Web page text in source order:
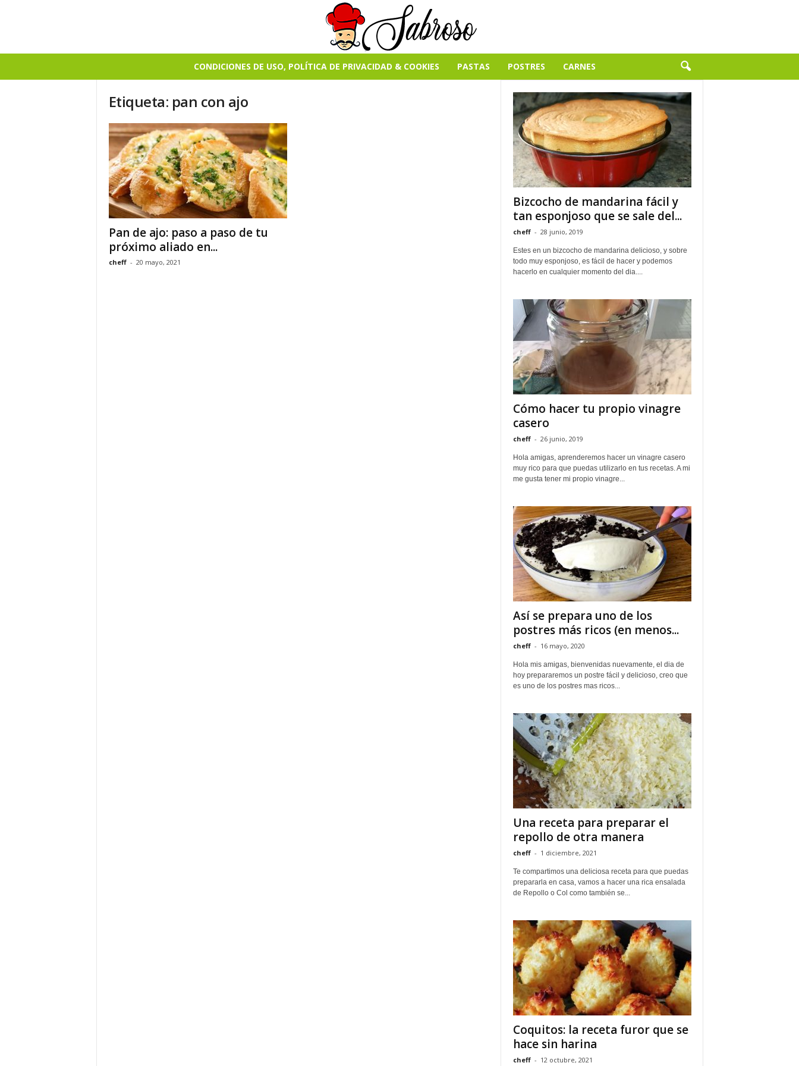
CONDICIONES DE USO, POLÍTICA DE PRIVACIDAD & COOKIES PASTAS POSTRES CARNES
Etiqueta: pan con ajo
Pan de ajo: paso a paso de tu
próximo aliado en...
cheff - 20 mayo, 2021
Bizcocho de mandarina fácil y
tan esponjoso que se sale del...
cheff - 28 junio, 2019
Estes en un bizcocho de mandarina delicioso, y sobre
todo muy esponjoso, es fácil de hacer y podemos
hacerlo en cualquier momento del dia....
Cómo hacer tu propio vinagre
casero
cheff - 26 junio, 2019
Hola amigas, aprenderemos hacer un vinagre casero
muy rico para que puedas utilizarlo en tus recetas. A mi
me gusta tener mi propio vinagre...
Así se prepara uno de los
postres más ricos (en menos...
cheff - 16 mayo, 2020
Hola mis amigas, bienvenidas nuevamente, el dia de
hoy prepararemos un postre fácil y delicioso, creo que
es uno de los postres mas ricos...
Una receta para preparar el
repollo de otra manera
cheff - 1 diciembre, 2021
Te compartimos una deliciosa receta para que puedas
prepararla en casa, vamos a hacer una rica ensalada
de Repollo o Col como también se...
Coquitos: la receta furor que se
hace sin harina
cheff - 12 octubre, 2021